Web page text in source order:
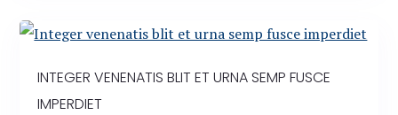
INTEGER VENENATIS BLIT ET URNA SEMP FUSCE
IMPERDIET